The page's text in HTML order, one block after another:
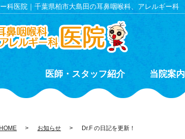
科医院｜千葉県柏市大島田の耳鼻咽喉科、アレルギー科
医師・スタッフ紹介 当院案内
HOME お知らせ Dr.F の日記を更新！